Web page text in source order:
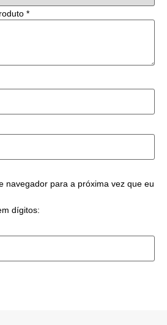
*
navegador para a próxima vez que eu
dígitos: